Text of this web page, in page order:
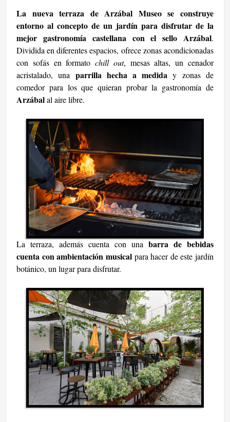
La nueva terraza de Arzábal Museo se construye
entorno al concepto de un jardín para disfrutar de la
mejor gastronomía castellana con el sello Arzábal.
Dividida en diferentes espacios, ofrece zonas acondicionadas
con sofás en formatochill out, mesas altas, un cenador
acristalado, una parrilla hecha a medida y zonas de
comedor para los que quieran probar la gastronomía de
Arzábalal aire libre.
La terraza, además cuenta con unabarra de bebidas
cuenta con ambientación musicalpara hacer de este jardín
botánico, un lugar para disfrutar.